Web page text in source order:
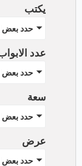
يكتب
حدد بعض
عدد
حدد بعض
سعة
حدد بعض
عرض
حدد بعض